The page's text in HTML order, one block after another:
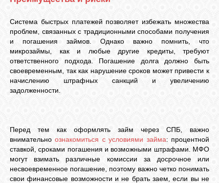
Система быстрых платежей позволяет избежать множества
проблем, связанных с традиционными способами получения
и погашения займов. Однако важно помнить, что
микрозаймы, как и любые другие кредиты, требуют
ответственного подхода. Погашение долга должно быть
своевременным, так как нарушение сроков может привести к
начислению штрафных санкций и увеличению
задолженности.
Перед тем как оформлять займ через СПБ, важно
внимательноознакомиться с условиями займа: процентной
ставкой, сроками погашения и возможными штрафами. МФО
могут взимать различные комиссии за досрочное или
несвоевременное погашение, поэтому важно четко понимать
свои финансовые возможности и не брать заем, если вы не